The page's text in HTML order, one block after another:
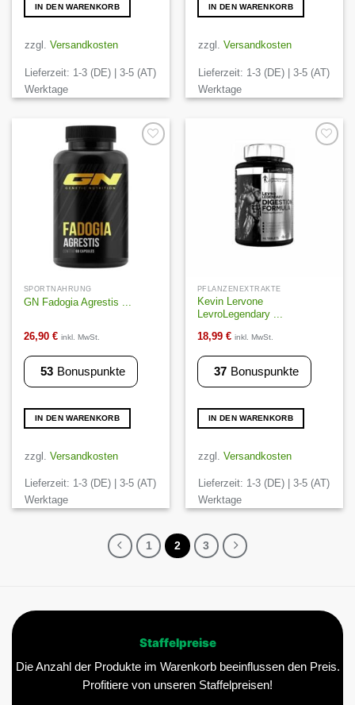
IN DEN WARENKORB
zzgl. Versandkosten
Lieferzeit: 1-3 (DE) | 3-5 (AT)
Werktage
IN DEN WARENKORB
zzgl. Versandkosten
Lieferzeit: 1-3 (DE) | 3-5 (AT)
Werktage
Auf die
Wunschliste
SPORTNAHRUNG
GN Fadogia Agrestis ...
26,90 € inkl. MwSt.
53 Bonuspunkte
IN DEN WARENKORB
zzgl. Versandkosten
Lieferzeit: 1-3 (DE) | 3-5 (AT)
Werktage
Wunschliste
PFLANZENEXTRAKTE
Kevin Lervone
LevroLegendary ...
18,99 € inkl. MwSt.
37 Bonuspunkte
IN DEN WARENKORB
zzgl. Versandkosten
Lieferzeit: 1-3 (DE) | 3-5 (AT)
Werktage
1 2 3
Staffelpreise
Die Anzahl der Produkte im Warenkorb beeinflussen den Preis.
Profitiere von unseren Staffelpreisen!